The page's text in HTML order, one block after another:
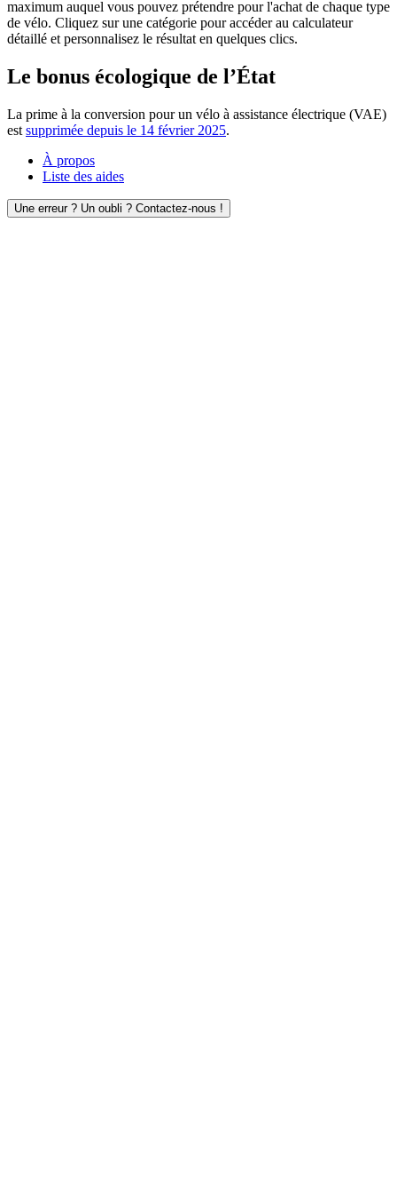
maximum auquel vous pouvez prétendre pour l'achat de chaque type
de vélo. Cliquez sur une catégorie pour accéder au calculateur
détaillé et personnalisez le résultat en quelques clics.
Le bonus écologique de l’État
La prime à la conversion pour un vélo à assistance électrique (VAE)
est supprimée depuis le 14 février 2025.
À propos
Liste des aides
Une erreur ? Un oubli ? Contactez-nous !